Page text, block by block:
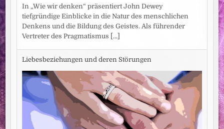
In „Wie wir denken“ präsentiert John Dewey
tiefgründige Einblicke in die Natur des menschlichen
Denkens und die Bildung des Geistes. Als führender
Vertreter des Pragmatismus
[...]
Liebesbeziehungen und deren Störungen